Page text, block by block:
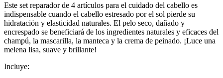
Este set reparador de 4 artículos para el cuidado del cabello es
indispensable cuando el cabello estresado por el sol pierde su
hidratación y elasticidad naturales. El pelo seco, dañado y
encrespado se beneficiará de los ingredientes naturales y eficaces del
champú, la mascarilla, la manteca y la crema de peinado. ¡Luce una
melena lisa, suave y brillante!
Incluye: